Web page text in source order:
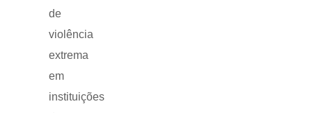
de
violência
extrema
em
instituições